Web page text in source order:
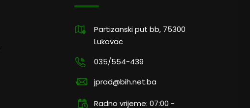
Partizanski put bb, 75300
Lukavac
035/554-439
jprad@bih.net.ba
Radno vrijeme: 07:00 -